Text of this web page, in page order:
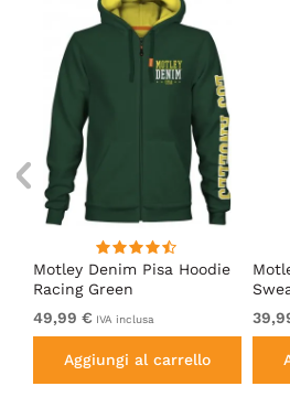
Motley Denim Pisa Hoodie
Racing Green
49,99 € IVA inclusa
Aggiungi al carrello